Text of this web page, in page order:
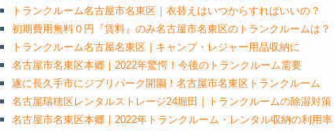
トランクルーム名古屋市名東区｜衣替えはいつからすればいいの？
初期費用無料０円『賃料』のみ名古屋市名東区のトランクルームは？
トランクルーム名古屋名東区｜キャンプ・レジャー用品収納に
名古屋市名東区本郷｜2022年驚愕！今後のトランクルーム需要
遂に長久手市にジブリパーク開園！名古屋市名東区トランクルーム
名古屋瑞穂区レンタルストレージ24堀田｜トランクルームの除湿対策
名古屋市名東区本郷｜2022年トランクルーム・レンタル収納の利用率